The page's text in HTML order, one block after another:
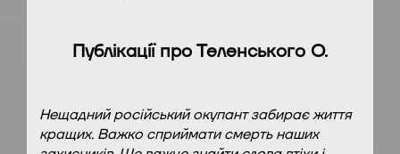
Публікації про Теленського О.
Нещадний російський окупант забирає життя
кращих. Важко сприймати смерть наших